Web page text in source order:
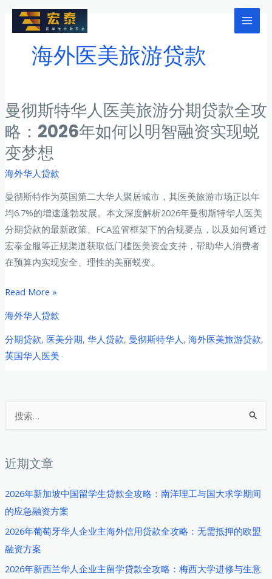
Main
索
近期文章
2026年新加坡中国留学生贷款全攻略：南洋理工与国大求学期间
的应急融资方案
2026年葡萄牙华人企业主海外信用贷款全攻略：无需抵押的欧盟
融资方案
2026年新西兰华人企业主留学贷款全攻略：梅西大学进修与生意
海外医美旅游贷款
曼彻斯特华人医美旅游分期贷款全攻
略：2026年如何以明智融资实现蜕
变梦想
海外华人贷款
曼彻斯特作为英国第二大华人聚居城市，其医美旅游市场正以年
均6.7%的增速蓬勃发展。本文深度解析2026年曼彻斯特华人医美
分期贷款的最新政策、FCA监管框架下的合规要点，以及如何通过
宏泰金服等正规渠道获取低门槛医美资金支持，帮助华人消费者
在预算内实现安全、理性的美丽蜕变。
曼
斯
特
华
美
分
期
贷
款
攻
略：
2026
Read More »
海外华人贷款
分期贷款, 医美分期, 华人贷款, 曼彻斯特华人 , 海外医美旅游贷款,
英国华人医美